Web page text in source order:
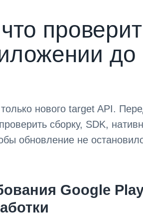
до
нового target API.
сборку, SDK,
обновление не
Google